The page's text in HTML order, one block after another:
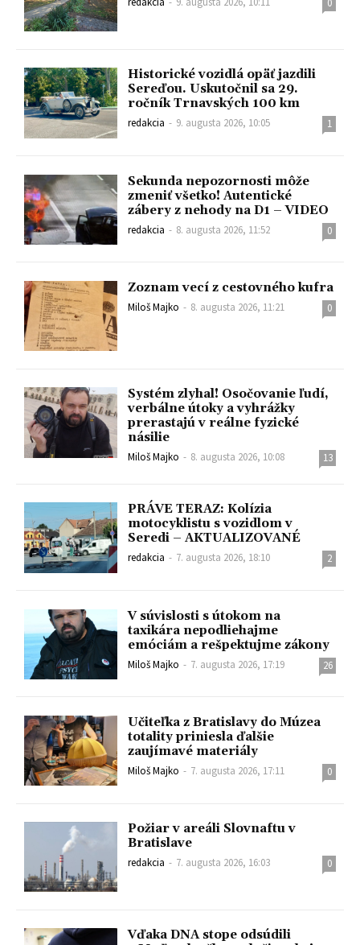
0
Historické vozidlá opäť jazdili
Sereďou. Uskutočnil sa 29.
ročník Trnavských 100 km
redakcia - 9. augusta 2026, 10:05 1
Sekunda nepozornosti môže
zmeniť všetko! Autentické
zábery z nehody na D1 – VIDEO
redakcia - 8. augusta 2026, 11:52 0
Zoznam vecí z cestovného kufra
Miloš Majko - 8. augusta 2026, 11:21 0
Systém zlyhal! Osočovanie ľudí,
verbálne útoky a vyhrážky
prerastajú v reálne fyzické
násilie
Miloš Majko - 8. augusta 2026, 10:08 13
PRÁVE TERAZ: Kolízia
motocyklistu s vozidlom v
Seredi – AKTUALIZOVANÉ
redakcia - 7. augusta 2026, 18:10 2
V súvislosti s útokom na
taxikára nepodliehajme
emóciám a rešpektujme zákony
Miloš Majko - 7. augusta 2026, 17:19 26
Učiteľka z Bratislavy do Múzea
totality priniesla ďalšie
zaujímavé materiály
Miloš Majko - 7. augusta 2026, 17:11 0
Požiar v areáli Slovnaftu v
Bratislave
redakcia - 7. augusta 2026, 16:03 0
Vďaka DNA stope odsúdili